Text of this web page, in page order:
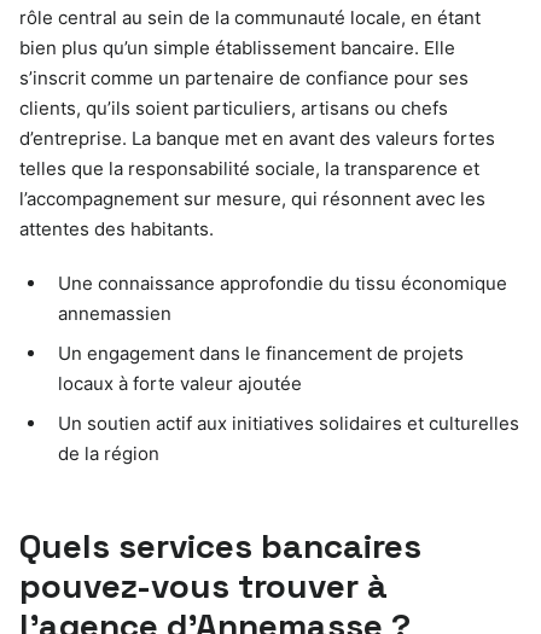
rôle central au sein de la communauté locale, en étant
bien plus qu’un simple établissement bancaire. Elle
s’inscrit comme un partenaire de confiance pour ses
clients, qu’ils soient particuliers, artisans ou chefs
d’entreprise. La banque met en avant des valeurs fortes
telles que la responsabilité sociale, la transparence et
l’accompagnement sur mesure, qui résonnent avec les
attentes des habitants.
Une connaissance approfondie du tissu économique
annemassien
Un engagement dans le financement de projets
locaux à forte valeur ajoutée
Un soutien actif aux initiatives solidaires et culturelles
de la région
Quels services bancaires
pouvez-vous trouver à
l’agence d’Annemasse ?